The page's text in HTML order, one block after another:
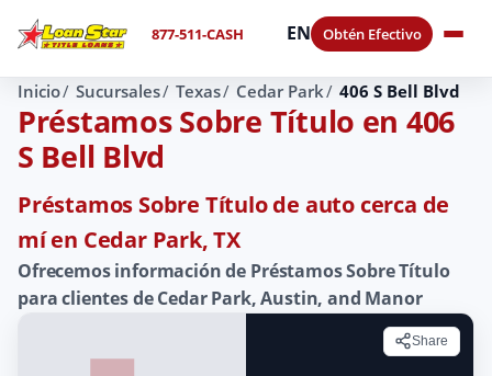
877-511-CASH EN Obtén Efectivo
Inicio Sucursales Texas Cedar Park 406 S Bell Blvd
Préstamos Sobre Título en 406
S Bell Blvd
Préstamos Sobre Título de auto cerca de
mí en Cedar Park, TX
Ofrecemos información de Préstamos Sobre Título
para clientes de Cedar Park, Austin, and Manor
Share